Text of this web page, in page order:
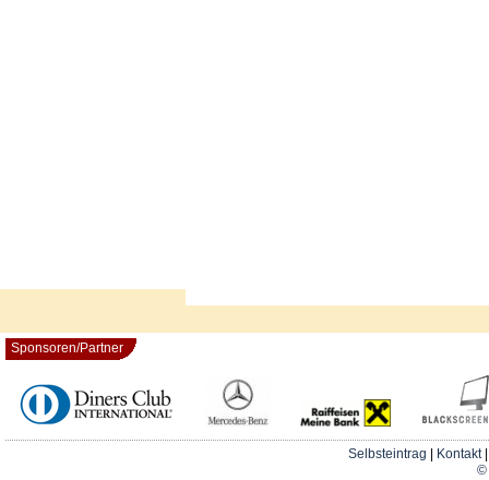
Sponsoren/Partner
Selbsteintrag Kontakt
©